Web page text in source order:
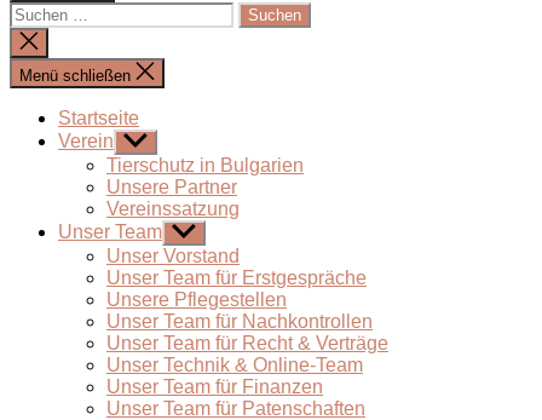
Suchen
nach:
Suche
schließen
Menü schließen
Startseite
Verein Untermenü
anzeigen
Tierschutz in Bulgarien
Unsere Partner
Vereinssatzung
Unser Team Untermenü
anzeigen
Unser Vorstand
Unser Team für Erstgespräche
Unsere Pflegestellen
Unser Team für Nachkontrollen
Unser Team für Recht & Verträge
Unser Technik & Online-Team
Unser Team für Finanzen
Unser Team für Patenschaften